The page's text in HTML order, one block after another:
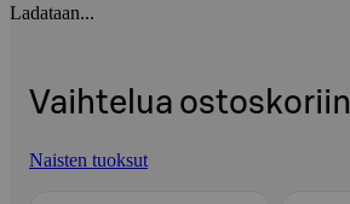
Ladataan...
Vaihtelua ostoskoriin
Naisten tuoksut